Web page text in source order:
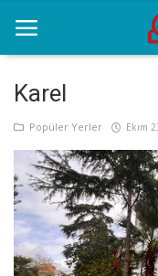
Anasayfa
Popüler Yerler
Gayrettepe Projeler
Genel
Karel
Popüler Yerler Ekim